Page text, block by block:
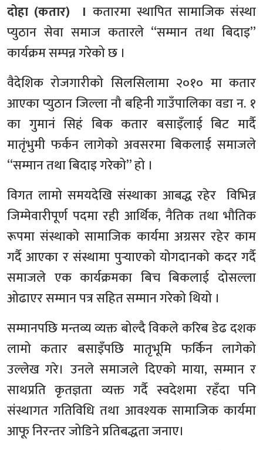
दोहा (कतार) । कतारमा स्थापित सामाजिक संस्था
प्युठान सेवा समाज कतारले “सम्मान तथा बिदाइ”
कार्यक्रम सम्पन्न गरेको छ ।
वैदेशिक रोजगारीको सिलसिलामा २०१० मा कतार
आएका प्युठान जिल्ला नौ बहिनी गाउँपालिका वडा न. १
का गुमानं सिहं बिक कतार बसाइँलाई बिट मार्दै
मातृंभुमी फर्कन लागेको अवसरमा बिकलाई समाजले
“सम्मान तथा बिदाइ गरेको” हो ।
विगत लामो समयदेखि संस्थाका आबद्ध रहेर विभिन्न
जिम्मेवारीपूर्ण पदमा रही आर्थिक, नैतिक तथा भौतिक
रूपमा संस्थाको सामाजिक कार्यमा अग्रसर रहेर काम
गर्दै आएका र संस्थामा पुर्‍याएको योगदानको कदर गर्दै
समाजले एक कार्यक्रमका बिच बिकलाई दोसल्ला
ओढाएर सम्मान पत्र सहित सम्मान गरेको थियो ।
सम्मानपछि मन्तव्य व्यक्त बोल्दै विकले करिब डेढ दशक
लामो कतार बसाइँपछि मातृभूमि फर्किन लागेको
उल्लेख गरे। उनले समाजले दिएको माया, सम्मान र
साथप्रति कृतज्ञता व्यक्त गर्दै स्वदेशमा रहँदा पनि
संस्थागत गतिविधि तथा आवश्यक सामाजिक कार्यमा
आफू निरन्तर जोडिने प्रतिबद्धता जनाए।